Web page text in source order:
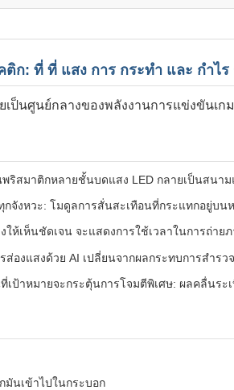
ก: ที่ ที่ แสง การ กระทํา และ กําไร
เป็นศูนย์กลางของพลังงานการแข่งขันเ
ริสมาติกหลายชั้นบดแสง LED กลายเป็นสนา
กจังหวะ: โมดูลการสั่นสะเทือนที่กระแทกอยู่บน
ให้เห็นชัดเจน จะแสดงการใช้เวลาในการถ่า
ส่องแสงด้วย AI เปลี่ยนจากผลกระทบการสําร
เป้าหมายจะกระตุ้นการโจมตีพิเศษ: ผลคลื่นร
มันเข้าไปในกระบอก